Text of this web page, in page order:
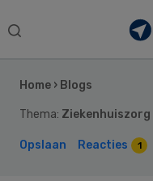
Search
Home › Blogs
Thema: Ziekenhuiszorg
Opslaan Reacties 1
Sidebar